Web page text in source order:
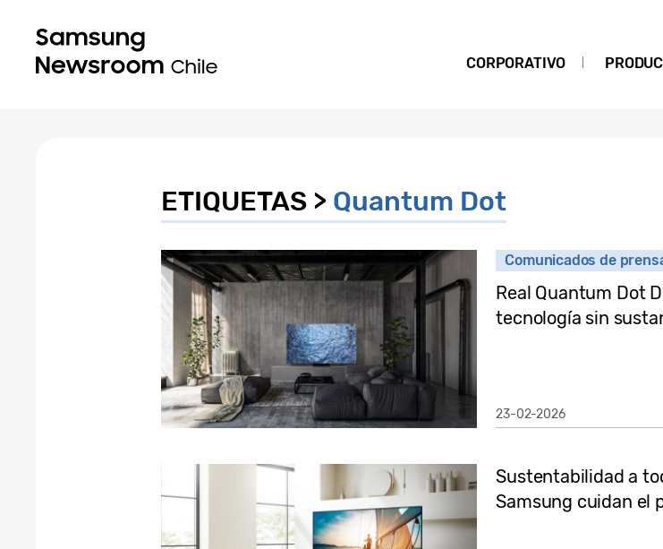
CORPORATIVO
ETIQUETAS > Quantum Dot
Comunicados de
Real Quantum Dot
tecnología sin
23-02-2026
Sustentabilidad a
Samsung cuidan el